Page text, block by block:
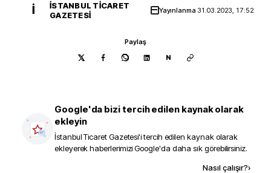
İ
İSTANBUL TICARET
GAZETESI
Yayınlanma 31.03.2023, 17:52
Paylaş
N
Google'da bizi tercih edilen kaynak olarak
ekleyin
İstanbul Ticaret Gazetesi'i tercih edilen kaynak olarak
ekleyerek haberlerimizi Google'da daha sık görebilirsiniz.
Nasıl çalışır?›